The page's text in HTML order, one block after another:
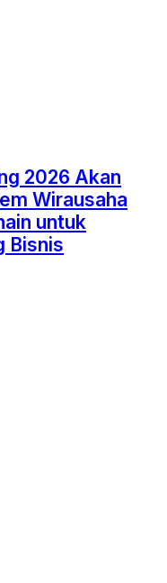
2026 Akan
Wirausaha
untuk
Bisnis